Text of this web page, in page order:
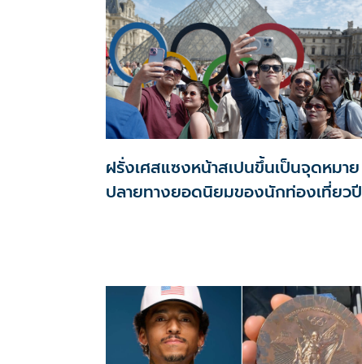
ฝรั่งเศสแซงหน้าสเปนขึ้นเป็นจุดหมาย
ปลายทางยอดนิยมของนักท่องเที่ยวปี